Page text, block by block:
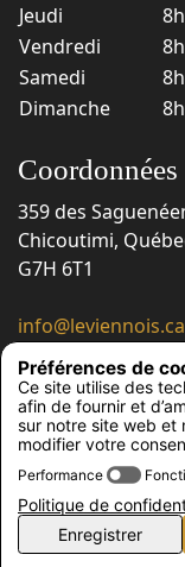
Jeudi
Vendredi
Samedi
Dimanche
Coordonnées
359 des
Chicoutimi,
G7H 6T1
info@leviennois.ca
418 543-6663
418 543-6230
Suivez-nous !
Préférences de
Ce site utilise des
afin de fournir et
sur notre site web et
modifier votre
Performance
Politique de
Enregistrer